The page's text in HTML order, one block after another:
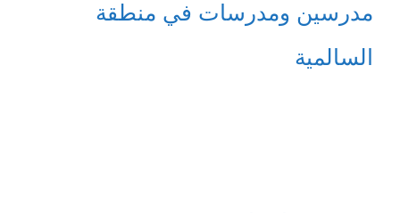
مدرسين ومدرسات في منطقة
السالمية